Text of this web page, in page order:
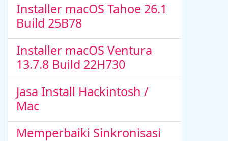
Installer macOS Tahoe 26.1
Build 25B78
Installer macOS Ventura
13.7.8 Build 22H730
Jasa Install Hackintosh /
Mac
Memperbaiki Sinkronisasi